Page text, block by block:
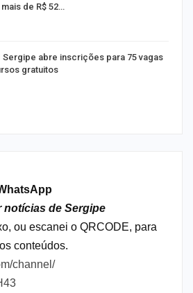
de R$ 52…
Sergipe abre inscrições para 75 vagas
gratuitos
notícias de Sergipe
ou escanei o QRCODE, para
conteúdos.
channel/